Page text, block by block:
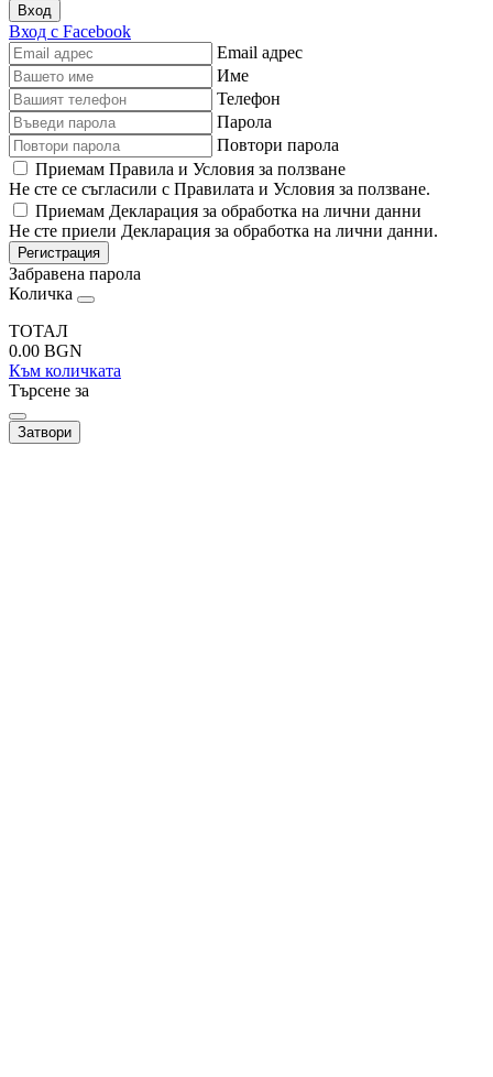
Вход
Вход с Facebook
Email адрес
Име
Телефон
Парола
Повтори парола
Приемам Правила и Условия за ползване
Не сте се съгласили с Правилата и Условия за ползване.
Приемам Декларация за обработка на лични данни
Не сте приели Декларация за обработка на лични данни.
Регистрация
Забравена парола
Количка
ТОТАЛ
0.00 BGN
Към количката
Търсене за
Затвори